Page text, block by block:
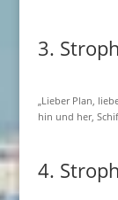
3.
„Lieber Plan,
hin und her,
4.